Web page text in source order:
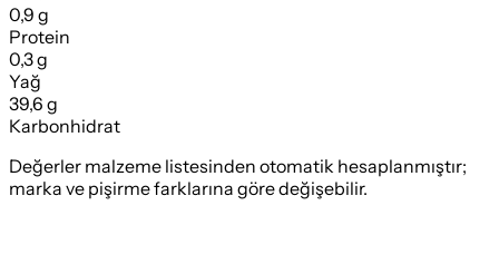
0,9 g
Protein
0,3 g
Yağ
39,6 g
Karbonhidrat
Değerler malzeme listesinden otomatik hesaplanmıştır;
marka ve pişirme farklarına göre değişebilir.